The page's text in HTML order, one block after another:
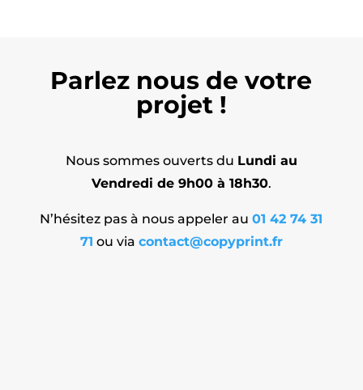
Parlez nous de votre
projet !
Nous sommes ouverts du Lundi au
Vendredi de 9h00 à 18h30.
N’hésitez pas à nous appeler au01 42 74 31
71 ou via contact@copyprint.fr